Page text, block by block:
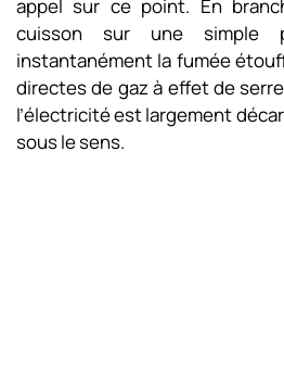
appel sur ce point. En
cuisson sur une simple
instantanément la fumée
directes de gaz à effet de
l’électricité est largement
sous le sens.